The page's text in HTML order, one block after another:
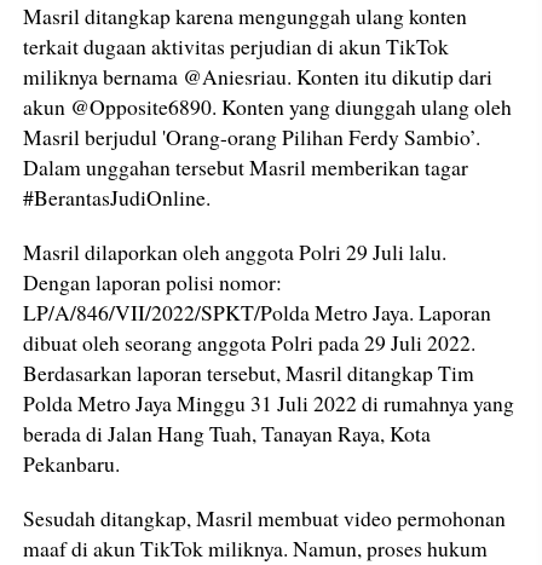
Masril ditangkap karena mengunggah ulang konten
terkait dugaan aktivitas perjudian di akun TikTok
miliknya bernama @Aniesriau. Konten itu dikutip dari
akun @Opposite6890. Konten yang diunggah ulang oleh
Masril berjudul 'Orang-orang Pilihan Ferdy Sambio’.
Dalam unggahan tersebut Masril memberikan tagar
#BerantasJudiOnline.
Masril dilaporkan oleh anggota Polri 29 Juli lalu.
Dengan laporan polisi nomor:
LP/A/846/VII/2022/SPKT/Polda Metro Jaya. Laporan
dibuat oleh seorang anggota Polri pada 29 Juli 2022.
Berdasarkan laporan tersebut, Masril ditangkap Tim
Polda Metro Jaya Minggu 31 Juli 2022 di rumahnya yang
berada di Jalan Hang Tuah, Tanayan Raya, Kota
Pekanbaru.
Sesudah ditangkap, Masril membuat video permohonan
maaf di akun TikTok miliknya. Namun, proses hukum